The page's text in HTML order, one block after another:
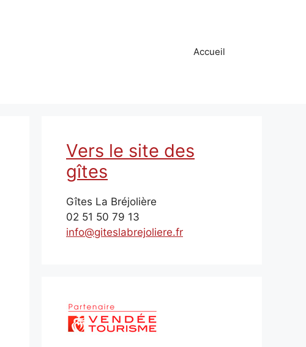
Accueil
Vers le site des
gîtes
Gîtes La Bréjolière
02 51 50 79 13
info@giteslabrejoliere.fr